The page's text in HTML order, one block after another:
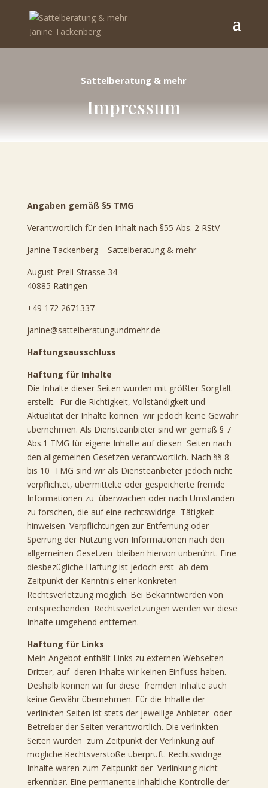
Sattelberatung & mehr
Impressum
Angaben gemäß §5 TMG
Verantwortlich für den Inhalt nach §55 Abs. 2 RStV
Janine Tackenberg – Sattelberatung & mehr
August-Prell-Strasse 34
40885 Ratingen
+49 172 2671337
janine@sattelberatungundmehr.de
Haftungsausschluss
Haftung für Inhalte
Die Inhalte dieser Seiten wurden mit größter Sorgfalt
erstellt. Für die Richtigkeit, Vollständigkeit und
Aktualität der Inhalte können wir jedoch keine Gewähr
übernehmen. Als Diensteanbieter sind wir gemäß § 7
Abs.1 TMG für eigene Inhalte auf diesen Seiten nach
den allgemeinen Gesetzen verantwortlich. Nach §§ 8
bis 10 TMG sind wir als Diensteanbieter jedoch nicht
verpflichtet, übermittelte oder gespeicherte fremde
Informationen zu überwachen oder nach Umständen
zu forschen, die auf eine rechtswidrige Tätigkeit
hinweisen. Verpflichtungen zur Entfernung oder
Sperrung der Nutzung von Informationen nach den
allgemeinen Gesetzen bleiben hiervon unberührt. Eine
diesbezügliche Haftung ist jedoch erst ab dem
Zeitpunkt der Kenntnis einer konkreten
Rechtsverletzung möglich. Bei Bekanntwerden von
entsprechenden Rechtsverletzungen werden wir diese
Inhalte umgehend entfernen.
Haftung für Links
Mein Angebot enthält Links zu externen Webseiten
Dritter, auf deren Inhalte wir keinen Einfluss haben.
Deshalb können wir für diese fremden Inhalte auch
keine Gewähr übernehmen. Für die Inhalte der
verlinkten Seiten ist stets der jeweilige Anbieter oder
Betreiber der Seiten verantwortlich. Die verlinkten
Seiten wurden zum Zeitpunkt der Verlinkung auf
mögliche Rechtsverstöße überprüft. Rechtswidrige
Inhalte waren zum Zeitpunkt der Verlinkung nicht
erkennbar. Eine permanente inhaltliche Kontrolle der